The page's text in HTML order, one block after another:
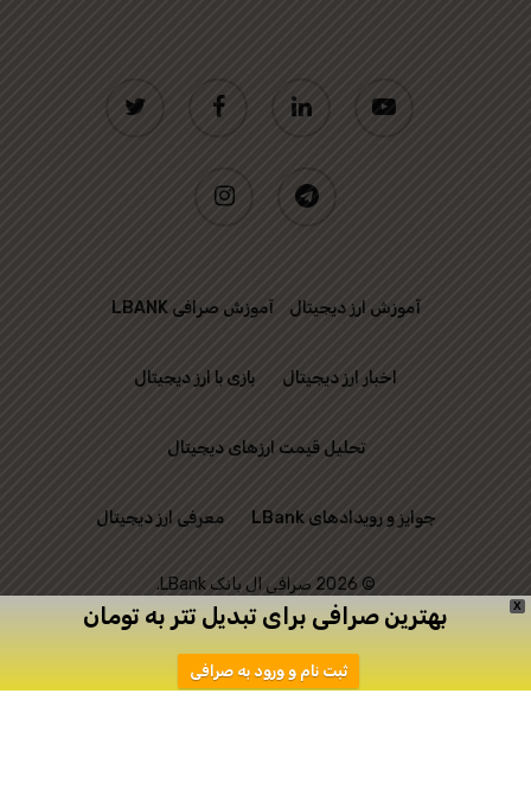
facebook linkedin
instagram telegram
آموزش ارز دیجیتال آموزش صرافی LBANK
اخبار ارز دیجیتال بازی با ارز دیجیتال
تحلیل قیمت ارزهای دیجیتال
جوایز و رویدادهای LBank معرفی ارز دیجیتال
© 2026 صرافی ال بانک LBank.
این وب‌ سایت رسمی
صرافی LBank نیست و
X بهترین صرافی برای تبدیل تتر به تومان
ثبت نام و ورود به صرافی